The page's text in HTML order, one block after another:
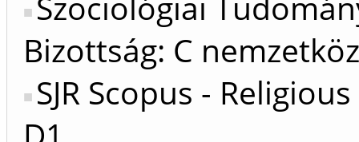
Bizottság: C
SJR Scopus -